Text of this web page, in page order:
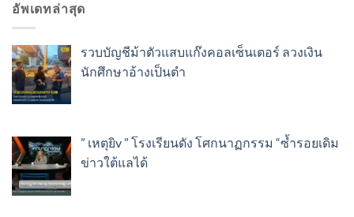
อัพเดทล่าสุด
รวบบัญชีม้าตัวแสบแก๊งคอลเซ็นเตอร์ ลวงเงิน
นักศึกษาอ้างเป็นตำ
” เหตุยิv ” โรงเรียนดัง โศกนาฏกรรม “ซ้ำรอยเดิม
ข่าวใต้แลได้